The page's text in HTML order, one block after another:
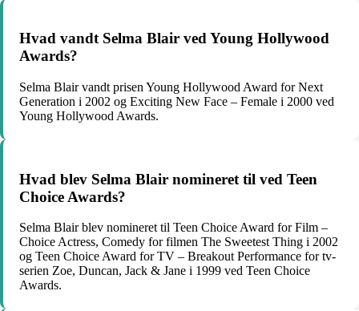
Hvad vandt Selma Blair ved Young Hollywood
Awards?
Selma Blair vandt prisen Young Hollywood Award for Next
Generation i 2002 og Exciting New Face – Female i 2000 ved
Young Hollywood Awards.
Hvad blev Selma Blair nomineret til ved Teen
Choice Awards?
Selma Blair blev nomineret til Teen Choice Award for Film –
Choice Actress, Comedy for filmen The Sweetest Thing i 2002
og Teen Choice Award for TV – Breakout Performance for tv-
serien Zoe, Duncan, Jack & Jane i 1999 ved Teen Choice
Awards.